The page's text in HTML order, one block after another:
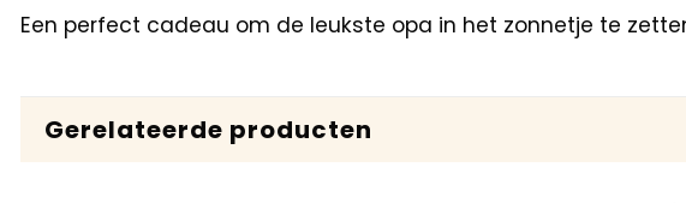
Een perfect cadeau om de leukste opa in het zonnetje te
Gerelateerde producten